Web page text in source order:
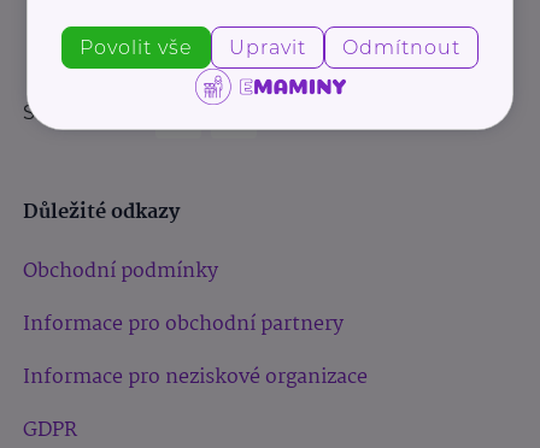
Sledujte nás:
Důležité odkazy
Obchodní podmínky
Informace pro obchodní partnery
Informace pro neziskové organizace
GDPR
Povolit vše Upravit Odmítnout